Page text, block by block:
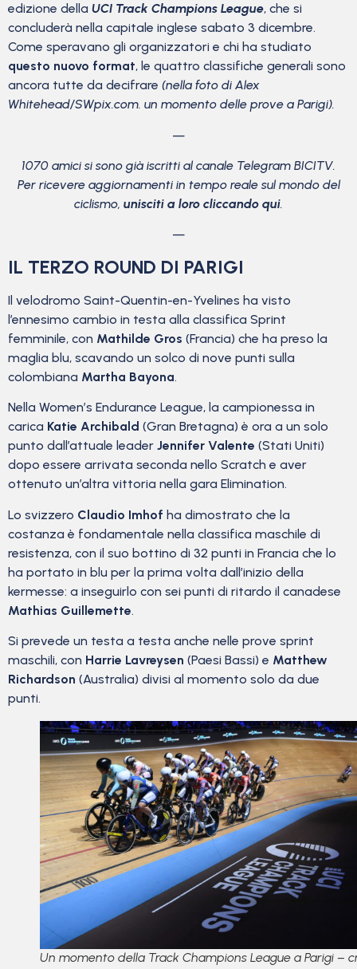
edizione della UCI Track Champions League, che si
concluderà nella capitale inglese sabato 3 dicembre.
Come speravano gli organizzatori e chi ha studiato
questo nuovo format, le quattro classifiche generali sono
ancora tutte da decifrare (nella foto di Alex
Whitehead/SWpix.com. un momento delle prove a Parigi).
—
1070 amici si sono già iscritti al canale Telegram BICITV.
Per ricevere aggiornamenti in tempo reale sul mondo del
ciclismo, unisciti a loro cliccando qui.
—
IL TERZO ROUND DI PARIGI
Il velodromo Saint-Quentin-en-Yvelines ha visto
l’ennesimo cambio in testa alla classifica Sprint
femminile, con Mathilde Gros (Francia) che ha preso la
maglia blu, scavando un solco di nove punti sulla
colombiana Martha Bayona.
Nella Women’s Endurance League, la campionessa in
carica Katie Archibald (Gran Bretagna) è ora a un solo
punto dall’attuale leader Jennifer Valente (Stati Uniti)
dopo essere arrivata seconda nello Scratch e aver
ottenuto un’altra vittoria nella gara Elimination.
Lo svizzero Claudio Imhof ha dimostrato che la
costanza è fondamentale nella classifica maschile di
resistenza, con il suo bottino di 32 punti in Francia che lo
ha portato in blu per la prima volta dall’inizio della
kermesse: a inseguirlo con sei punti di ritardo il canadese
Mathias Guillemette.
Si prevede un testa a testa anche nelle prove sprint
maschili, con Harrie Lavreysen (Paesi Bassi) e Matthew
Richardson (Australia) divisi al momento solo da due
punti.
Un momento della Track Champions League a Parigi –